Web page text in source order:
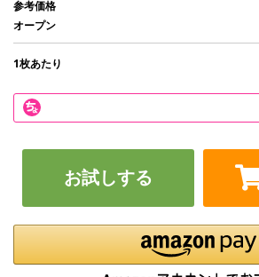
参考価格
オープン
1枚あたり
お試しする